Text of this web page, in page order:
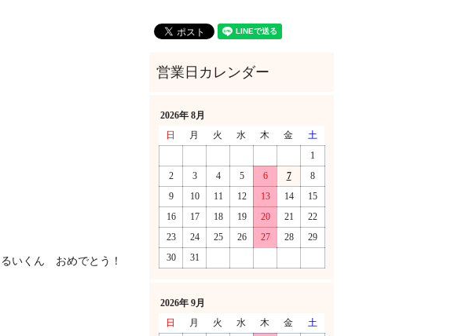
るいくん おめでとう！
2026年 8月
日
月 火 水 木 金
土
1
2
3 4 5 6 7
8
9
10 11 12 13 14
15
16
17 18 19 20 21
22
23
24 25 26 27 28
29
30
31
2026年 9月
日
月 火 水 木 金
土